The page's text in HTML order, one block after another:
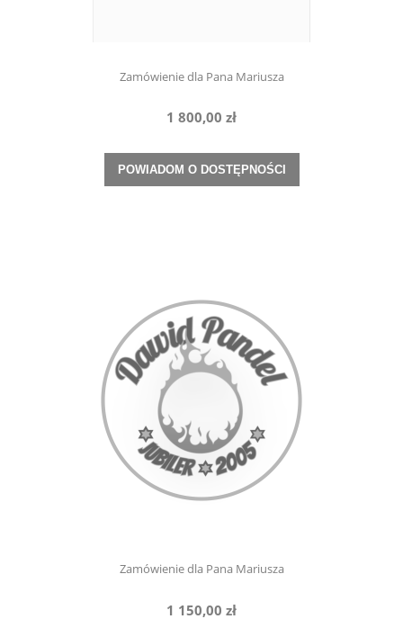
Zamówienie dla Pana Mariusza
1 800,00 zł
POWIADOM O DOSTĘPNOŚCI
Zamówienie dla Pana Mariusza
1 150,00 zł